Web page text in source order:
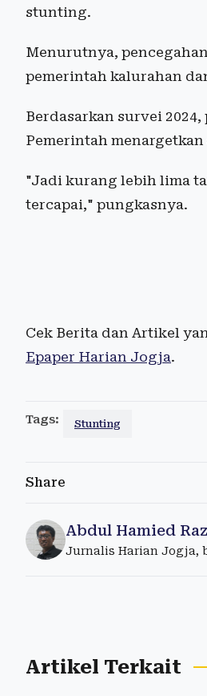
stunting.
Menurutnya,
pemerintah kalurahan
Berdasarkan survei
Pemerintah
"Jadi kurang lebih lima
tercapai," pungkasnya.
Cek Berita dan Artikel
Epaper Harian Jogja.
Tags: Stunting
Share
Abdul Hamied
Jurnalis Harian Jogja,
Artikel Terkait